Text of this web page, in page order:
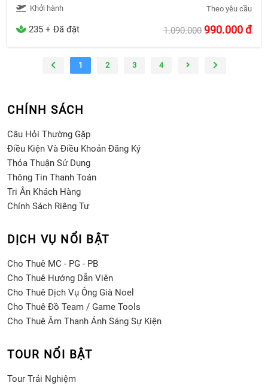
Khởi hành
Theo yêu cầu
235 + Đã đặt 1.090.000 990.000đ
1 2 3 4
CHÍNH SÁCH
Câu Hỏi Thường Gặp
Điều Kiện Và Điều Khoản Đăng Ký
Thỏa Thuận Sử Dụng
Thông Tin Thanh Toán
Tri Ân Khách Hàng
Chính Sách Riêng Tư
DỊCH VỤ NỔI BẬT
Cho Thuê MC - PG - PB
Cho Thuê Hướng Dẫn Viên
Cho Thuê Dịch Vụ Ông Già Noel
Cho Thuê Đồ Team / Game Tools
Cho Thuê Âm Thanh Ánh Sáng Sự Kiện
TOUR NỔI BẬT
Tour Trải Nghiệm